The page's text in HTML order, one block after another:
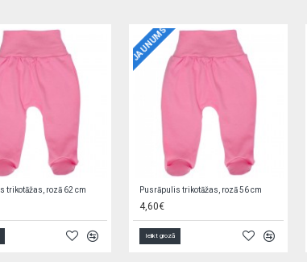
JAUNUMS
Zīdaiņu cimdiņi-dūraiņi STARS
1,90€
Ielikt grozā